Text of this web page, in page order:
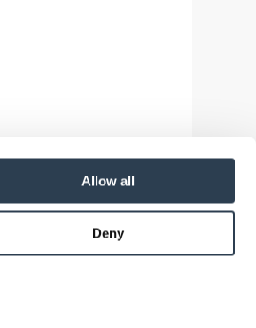
Allow all
Deny